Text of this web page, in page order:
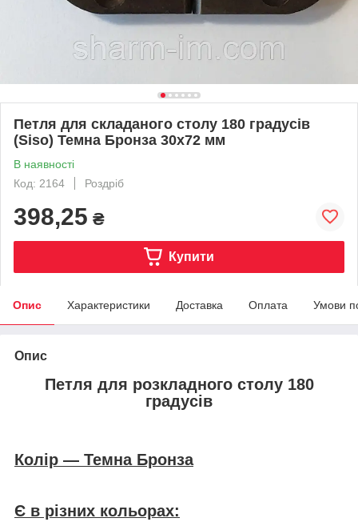
Петля для складаного столу 180 градусів
(Siso) Темна Бронза 30х72 мм
В наявності
Код: 2164
Роздріб
398,25 ₴
Купити
Опис Характеристики Доставка Оплата Умови
Опис
Петля для розкладного столу 180
градусів
Колір — Темна Бронза
Є в різних кольорах: